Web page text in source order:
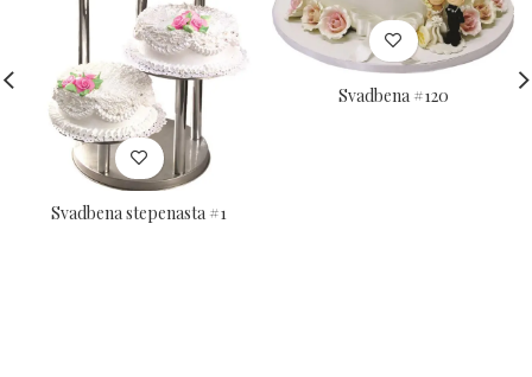
Svadbena stepenasta #1
Svadbena #120